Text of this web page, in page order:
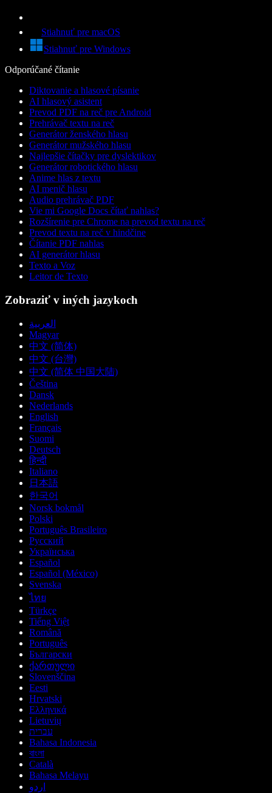
Stiahnuť pre macOS
Stiahnuť pre Windows
Odporúčané čítanie
Diktovanie a hlasové písanie
AI hlasový asistent
Prevod PDF na reč pre Android
Prehrávač textu na reč
Generátor ženského hlasu
Generátor mužského hlasu
Najlepšie čítačky pre dyslektikov
Generátor robotického hlasu
Anime hlas z textu
AI menič hlasu
Audio prehrávač PDF
Vie mi Google Docs čítať nahlas?
Rozšírenie pre Chrome na prevod textu na reč
Prevod textu na reč v hindčine
Čítanie PDF nahlas
AI generátor hlasu
Texto a Voz
Leitor de Texto
Zobraziť v iných jazykoch
العربية
Magyar
中文 (简体)
中文 (台灣)
中文 (简体 中国大陆)
Čeština
Dansk
Nederlands
English
Français
Suomi
Deutsch
हिन्दी
Italiano
日本語
한국어
Norsk bokmål
Polski
Português Brasileiro
Русский
Українська
Español
Español (México)
Svenska
ไทย
Türkçe
Tiếng Việt
Română
Português
Български
ქართული
Slovenščina
Eesti
Hrvatski
Ελληνικά
Lietuvių
עברית
Bahasa Indonesia
বাংলা
Català
Bahasa Melayu
اردو